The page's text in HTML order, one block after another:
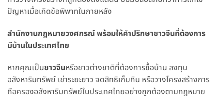
ปัญหาเมื่อเกิดข้อพิพาทในภายหลัง
สำนักงานกฎหมายวงศกรณ์ พร้อมให้คำปรึกษาชาวจีนที่ต้องการ
มีบ้านในประเทศไทย
หากคุณเป็นชาวจีนหรือชาวต่างชาติที่ต้องการซื้อบ้าน ลงทุน
อสังหาริมทรัพย์ เช่าระยะยาว จดสิทธิเก็บกิน หรือวางโครงสร้างการ
ถือครองอสังหาริมทรัพย์ในประเทศไทยอย่างถูกต้องตามกฎหมาย